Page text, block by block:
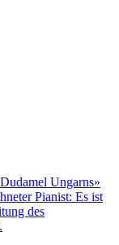
Ungarns»
Pianist: Es ist
des